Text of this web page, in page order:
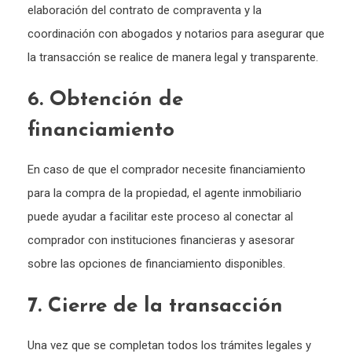
elaboración del contrato de compraventa y la
coordinación con abogados y notarios para asegurar que
la transacción se realice de manera legal y transparente.
6. Obtención de
financiamiento
En caso de que el comprador necesite financiamiento
para la compra de la propiedad, el agente inmobiliario
puede ayudar a facilitar este proceso al conectar al
comprador con instituciones financieras y asesorar
sobre las opciones de financiamiento disponibles.
7. Cierre de la transacción
Una vez que se completan todos los trámites legales y